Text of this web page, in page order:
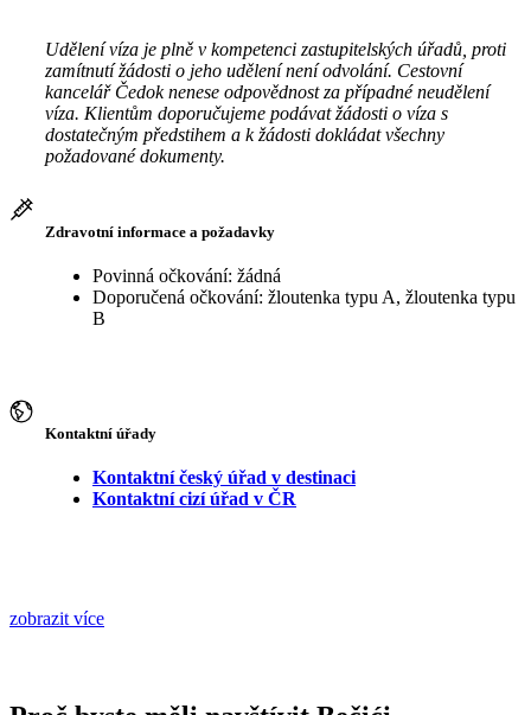
Udělení víza je plně v kompetenci zastupitelských úřadů, proti
zamítnutí žádosti o jeho udělení není odvolání. Cestovní
kancelář Čedok nenese odpovědnost za případné neudělení
víza. Klientům doporučujeme podávat žádosti o víza s
dostatečným předstihem a k žádosti dokládat všechny
požadované dokumenty.
Zdravotní informace a požadavky
Povinná očkování: žádná
Doporučená očkování: žloutenka typu A, žloutenka typu
B
Kontaktní úřady
Kontaktní český úřad v destinaci
Kontaktní cizí úřad v ČR
zobrazit více